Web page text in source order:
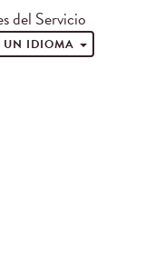
del Servicio
UN IDIOMA